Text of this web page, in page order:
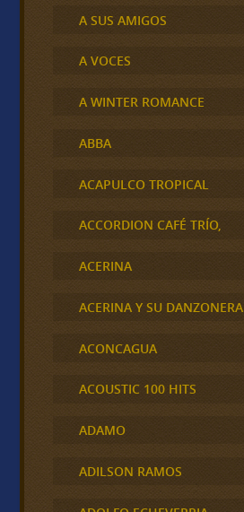
A SUS AMIGOS
A VOCES
A WINTER ROMANCE
ABBA
ACAPULCO TROPICAL
ACCORDION CAFÉ TRÍO,
ACERINA
ACERINA Y SU DANZONERA
ACONCAGUA
ACOUSTIC 100 HITS
ADAMO
ADILSON RAMOS